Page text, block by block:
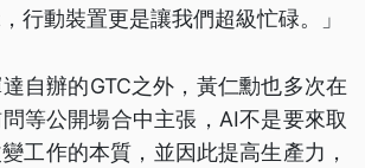
行動裝置更是讓我們超級忙碌。」
自辦的GTC之外，黃仁勳也多次在
等公開場合中主張，AI不是要來取
工作的本質，並因此提高生產力，